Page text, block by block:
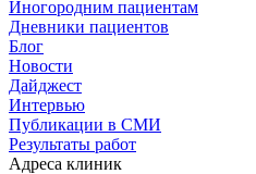
Иногородним пациентам
Дневники пациентов
Блог
Новости
Дайджест
Интервью
Публикации в СМИ
Результаты работ
Адреса клиник